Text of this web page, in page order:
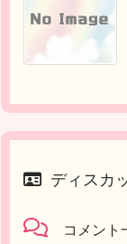
ディスカ
コメント